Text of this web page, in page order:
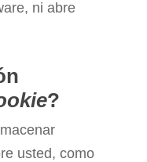
ni abre
?
usted, como